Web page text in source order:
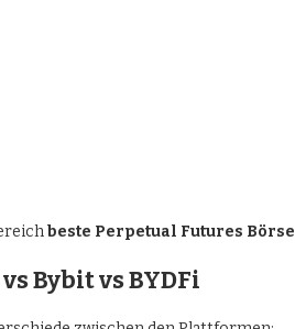
beste Perpetual Futures Börse
Bybit vs BYDFi